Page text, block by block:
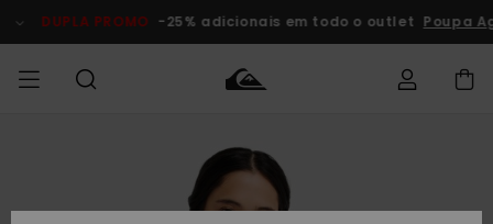
do
DUPLA PROMO -25% adicionais em todo o outlet Poupa
Roupas
MENINO
Roupas
Shop
Surf Shop
Homem
Artigos
Neve
Homem
Outlet
Homem
Acede à tua
encomenda